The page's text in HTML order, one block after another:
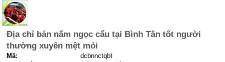
Địa chỉ bán nấm ngọc cẩu tại Bình Tân tốt người
thường xuyên mệt mỏi
Mã:
dcbnnctqbt